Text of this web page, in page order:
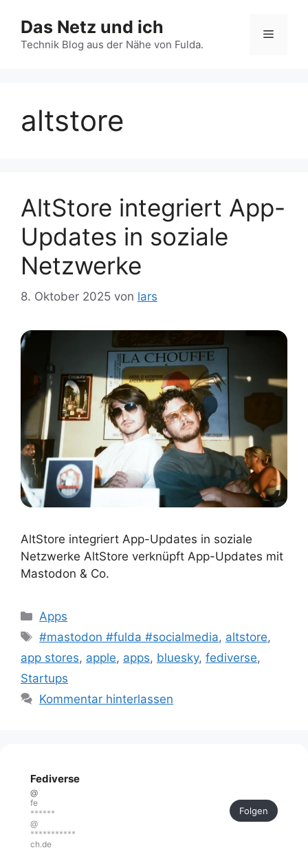
Inhalt
springen
Das Netz und ich
Technik Blog aus der Nähe von Fulda.
Menü
altstore
AltStore integriert App-
Updates in soziale
Netzwerke
8. Oktober 2025 von lars
AltStore integriert App-Updates in soziale
Netzwerke AltStore verknüpft App-Updates mit
Mastodon & Co.
Kategorien
Apps
Schlagwörter
#mastodon #fulda #socialmedia, altstore,
app stores, apple, apps, bluesky, fediverse,
Startups
Kommentar hinterlassen
Fediverse
@
fe
******
@
***********
ch.de
Folgen